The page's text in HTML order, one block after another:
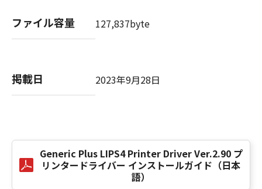
computer software" and "commercial
computer software documentation," as such
227.7202-1 through 227.7202-4 (June 1995),
all U.S. Government End Users shall acquire
Inc./30-2, Shimomaruko 3-chome, Ohta-ku,
Tokyo 146-8501, Japan.
本条項中で使用される"the SOFTWARE"とは、
本契約書中で定義される「本ソフトウェア」を
ファイル容量 127,837byte
掲載日 2023年9月28日
Generic Plus LIPS4 Printer Driver Ver.2.90 プ
リンタードライバー インストールガイド（日本
語）